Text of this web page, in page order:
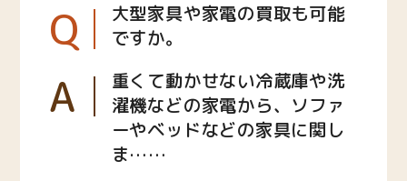
Q
大型家具や家電の買取も可能
ですか。
A
重くて動かせない冷蔵庫や洗
濯機などの家電から、ソファ
ーやベッドなどの家具に関し
ま……